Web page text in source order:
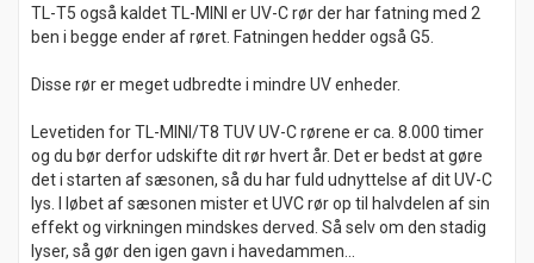
TL-T5 også kaldet TL-MINI er UV-C rør der har fatning med 2
ben i begge ender af røret. Fatningen hedder også G5.
Disse rør er meget udbredte i mindre UV enheder.
Levetiden for TL-MINI/T8 TUV UV-C rørene er ca. 8.000 timer
og du bør derfor udskifte dit rør hvert år. Det er bedst at gøre
det i starten af sæsonen, så du har fuld udnyttelse af dit UV-C
lys. I løbet af sæsonen mister et UVC rør op til halvdelen af sin
effekt og virkningen mindskes derved. Så selv om den stadig
lyser, så gør den igen gavn i havedammen...